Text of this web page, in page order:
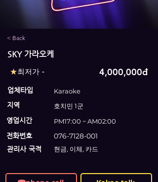
< Back
SKY 가라오케
★최저가 - 4,000,000đ
업체타입
Karaoke
지역
호치민 1군
영업시간
PM17:00 ~ AM02:00
전화번호
076-7128-001
관리사 국적 현금, 이체, 카드